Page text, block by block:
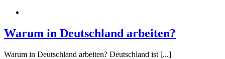
Warum in Deutschland arbeiten?
Warum in Deutschland arbeiten? Deutschland ist [...]